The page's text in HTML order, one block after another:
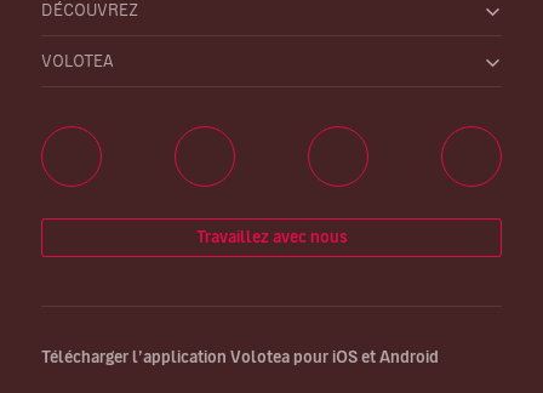
DÉCOUVREZ
VOLOTEA
Travaillez avec nous
Télécharger l’application Volotea pour iOS et Android